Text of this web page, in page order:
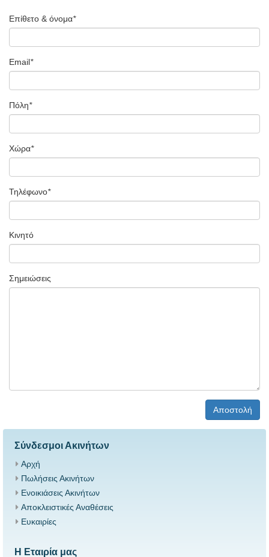
Επίθετο & όνομα*
Email*
Πόλη*
Χώρα*
Τηλέφωνο*
Κινητό
Σημειώσεις
Αποστολή
Σύνδεσμοι Ακινήτων
Αρχή
Πωλήσεις Ακινήτων
Ενοικιάσεις Ακινήτων
Αποκλειστικές Αναθέσεις
Ευκαιρίες
Η Εταιρία μας